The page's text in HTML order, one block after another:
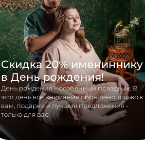
Скидка 20% имениннику
в День рождения!
День рождения – особенный праздник. В
этот день все внимание обращено только к
вам, подарки и лучшие предложения -
только для вас!